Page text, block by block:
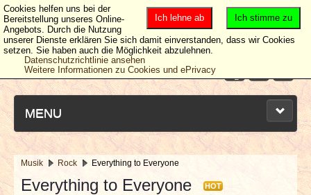
MENU
NEUESTE ARTIKEL
Musik Rock Everything to Everyone
Everything to Everyone HOT
Ich stimme zu
Ich lehne ab
Cookies helfen uns bei der
Bereitstellung unseres Online-
Angebots. Durch die Nutzung
unserer Dienste erklären Sie sich damit einverstanden, dass wir Cookies
setzen. Sie haben auch die Möglichkeit abzulehnen.
Datenschutzrichtlinie ansehen
Weitere Informationen zu Cookies und ePrivacy